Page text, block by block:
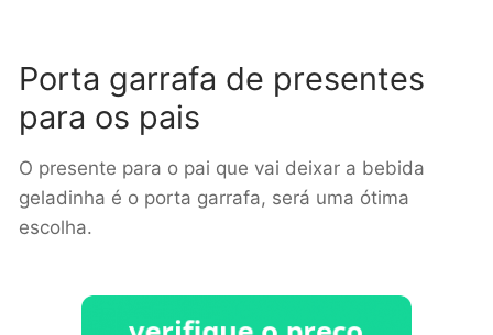
Porta garrafa de presentes
para os pais
O presente para o pai que vai deixar a bebida
geladinha é o porta garrafa, será uma ótima
escolha.